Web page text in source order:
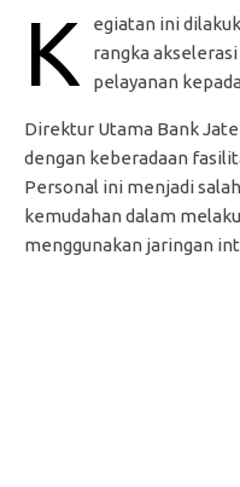
K
egiatan ini
rangka
pelayanan
Direktur Utama Bank
dengan keberadaan
Personal ini menjadi
kemudahan dalam
menggunakan jaringan